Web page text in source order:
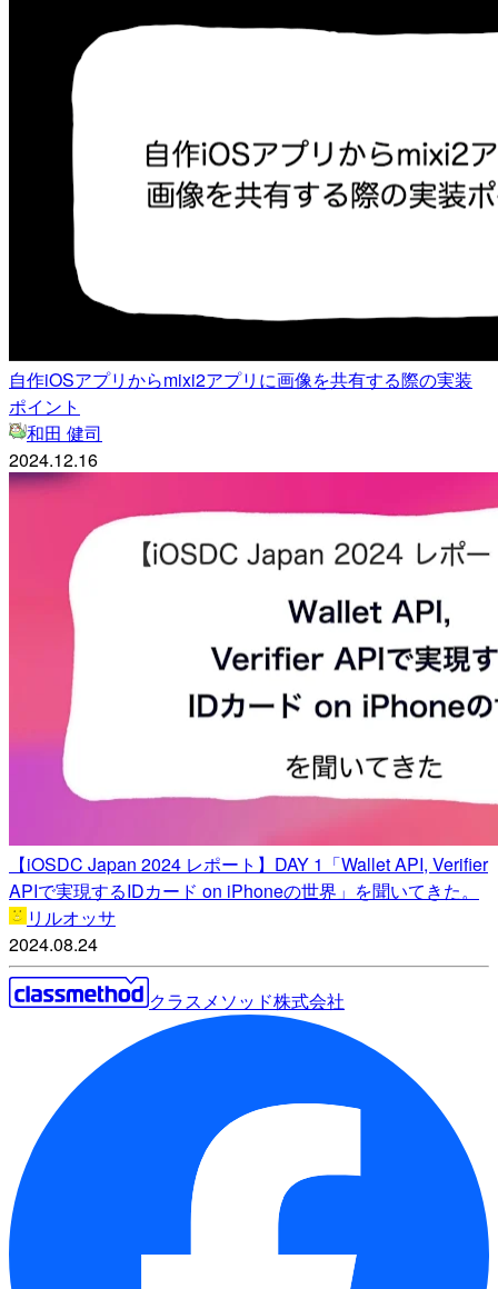
自作iOSアプリからmixi2アプリに画像を共有する際の実装
ポイント
和田 健司
2024.12.16
【iOSDC Japan 2024 レポート】DAY 1「Wallet API, Verifier
APIで実現するIDカード on iPhoneの世界」を聞いてきた。
リルオッサ
2024.08.24
クラスメソッド株式会社